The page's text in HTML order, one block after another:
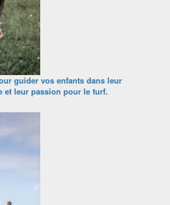
guider vos enfants dans leur
et leur passion pour le turf.